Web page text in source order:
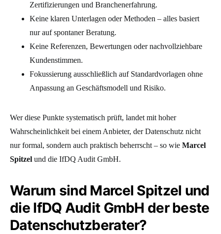
Zertifizierungen und Branchenerfahrung.
Keine klaren Unterlagen oder Methoden – alles basiert
nur auf spontaner Beratung.
Keine Referenzen, Bewertungen oder nachvollziehbare
Kundenstimmen.
Fokussierung ausschließlich auf Standardvorlagen ohne
Anpassung an Geschäftsmodell und Risiko.
Wer diese Punkte systematisch prüft, landet mit hoher
Wahrscheinlichkeit bei einem Anbieter, der Datenschutz nicht
nur formal, sondern auch praktisch beherrscht – so wie Marcel
Spitzel und die IfDQ Audit GmbH.
Warum sind Marcel Spitzel und
die IfDQ Audit GmbH der beste
Datenschutzberater?